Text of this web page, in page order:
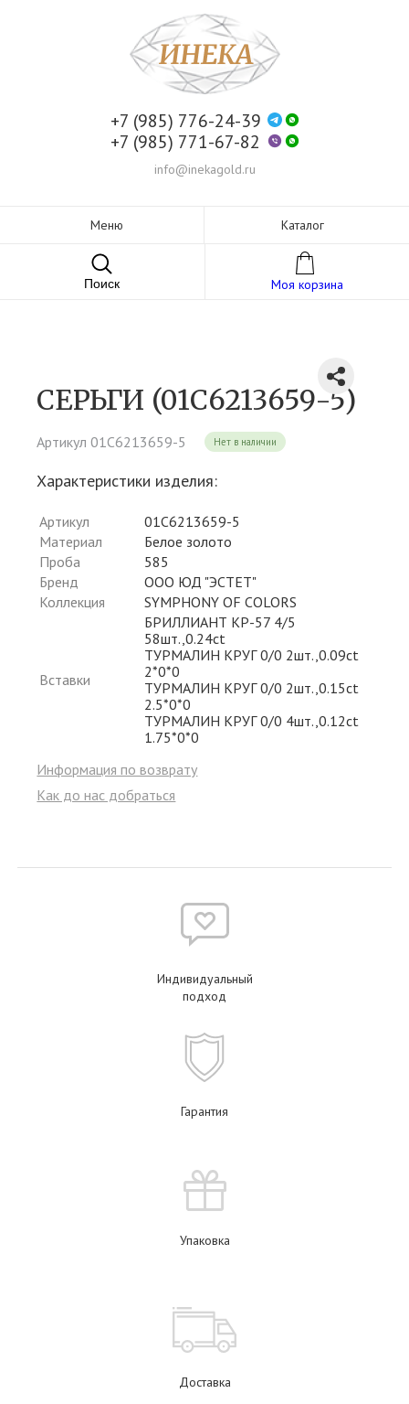
+7 (985) 776-24-39
+7 (985) 771-67-82
info@inekagold.ru
Меню Каталог
Поиск Моя корзина
СЕРЬГИ (01С6213659-5)
Артикул 01С6213659-5 Нет в наличии
Характеристики изделия:
Артикул
01С6213659-5
Материал
Белое золото
Проба
585
Бренд
ООО ЮД "ЭСТЕТ"
Коллекция
SYMPHONY OF COLORS
Вставки
БРИЛЛИАНТ КР-57 4/5
58шт.,0.24ct
ТУРМАЛИН КРУГ 0/0 2шт.,0.09ct
2*0*0
ТУРМАЛИН КРУГ 0/0 2шт.,0.15ct
2.5*0*0
ТУРМАЛИН КРУГ 0/0 4шт.,0.12ct
1.75*0*0
Информация по возврату
Как до нас добраться
Индивидуальный
подход
Гарантия
Упаковка
Доставка